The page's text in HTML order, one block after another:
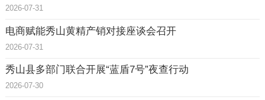
2026-07-31
电商赋能秀山黄精产销对接座谈会召开
2026-07-31
秀山县多部门联合开展“蓝盾7号”夜查行动
2026-07-30